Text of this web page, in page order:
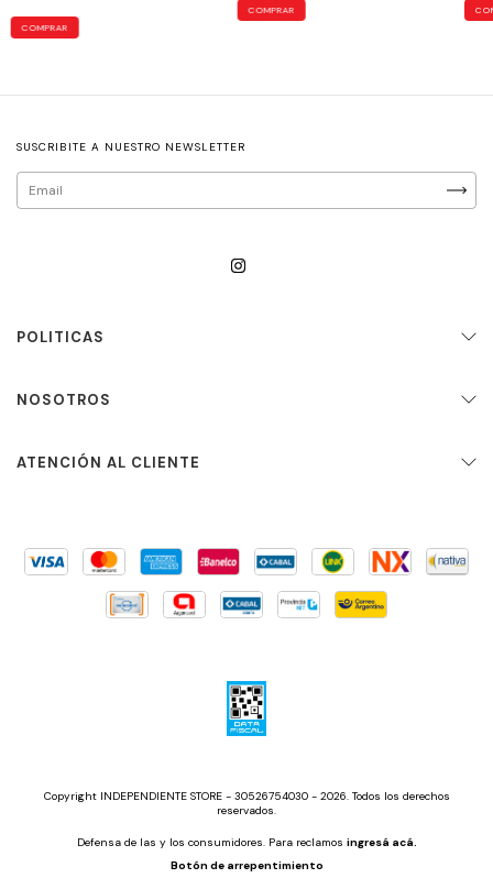
COMPRAR
COMPRAR
SUSCRIBITE A NUESTRO NEWSLETTER
POLITICAS
NOSOTROS
ATENCIÓN AL CLIENTE
Copyright INDEPENDIENTE STORE - 30526754030 - 2026. Todos los derechos
reservados.
Defensa de las y los consumidores. Para reclamos ingresá acá.
Botón de arrepentimiento